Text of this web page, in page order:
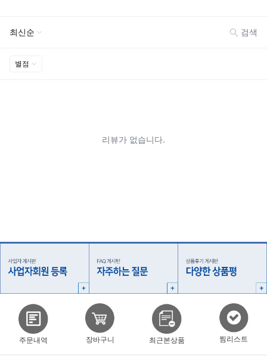
주문내역 장바구니 최근본상품 찜리스트